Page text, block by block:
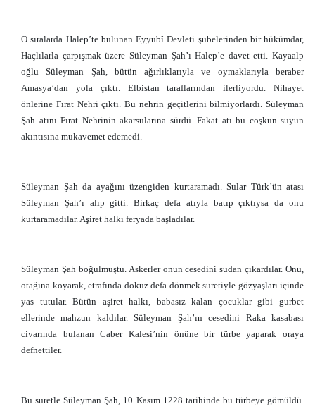
O sıralarda Halep’te bulunan Eyyubî Devleti şubelerinden bir hükümdar,
Haçlılarla çarpışmak üzere Süleyman Şah’ı Halep’e davet etti. Kayaalp
oğlu Süleyman Şah, bütün ağırlıklarıyla ve oymaklarıyla beraber
Amasya’dan yola çıktı. Elbistan taraflarından ilerliyordu. Nihayet
önlerine Fırat Nehri çıktı. Bu nehrin geçitlerini bilmiyorlardı. Süleyman
Şah atını Fırat Nehrinin akarsularına sürdü. Fakat atı bu coşkun suyun
akıntısına mukavemet edemedi.
Süleyman Şah da ayağını üzengiden kurtaramadı. Sular Türk’ün atası
Süleyman Şah’ı alıp gitti. Birkaç defa atıyla batıp çıktıysa da onu
kurtaramadılar. Aşiret halkı feryada başladılar.
Süleyman Şah boğulmuştu. Askerler onun cesedini sudan çıkardılar. Onu,
otağına koyarak, etrafında dokuz defa dönmek suretiyle gözyaşları içinde
yas tutular. Bütün aşiret halkı, babasız kalan çocuklar gibi gurbet
ellerinde mahzun kaldılar. Süleyman Şah’ın cesedini Raka kasabası
civarında bulanan Caber Kalesi’nin önüne bir türbe yaparak oraya
defnettiler.
Bu suretle Süleyman Şah, 10 Kasım 1228 tarihinde bu türbeye gömüldü.